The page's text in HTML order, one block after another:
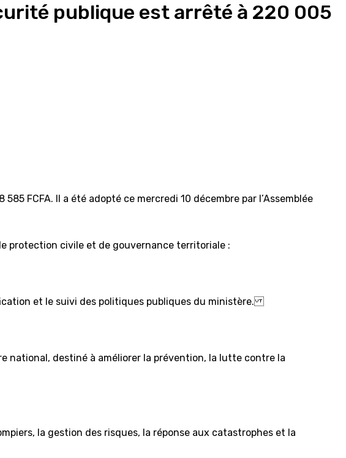
publique est arrêté à 220 005
FCFA. Il a été adopté ce mercredi 10 décembre par l’Assemblée
protection civile et de gouvernance territoriale :
et le suivi des politiques publiques du ministère.
national, destiné à améliorer la prévention, la lutte contre la
la gestion des risques, la réponse aux catastrophes et la